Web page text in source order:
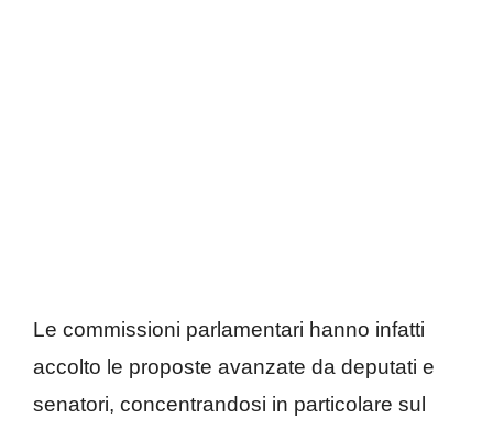
Le commissioni parlamentari hanno infatti
accolto le proposte avanzate da deputati e
senatori, concentrandosi in particolare sul